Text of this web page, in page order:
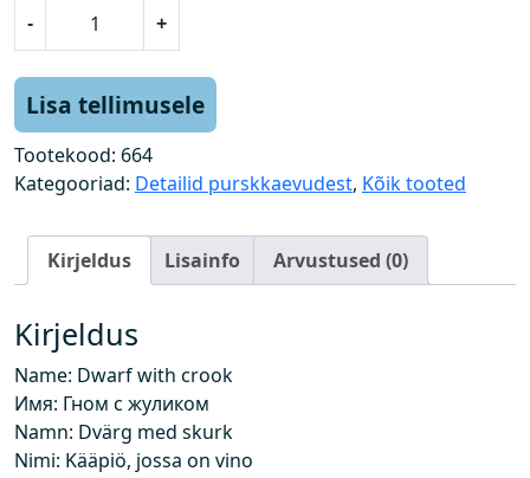
-
p
i
k
b
l
a
g
a
k
o
+
Lisa tellimusele
Tootekood: 664
Kategooriad: Detailid purskkaevudest, Kõik tooted
Kirjeldus Lisainfo Arvustused (0)
Kirjeldus
Name: Dwarf with crook
Имя: Гном с жуликом
Namn: Dvärg med skurk
Nimi: Kääpiö, jossa on vino